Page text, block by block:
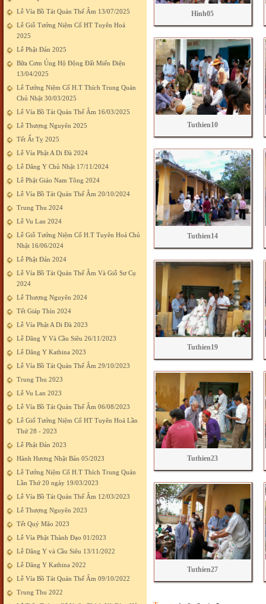
Lễ Vía Bồ Tát Quán Thế Âm 13/07/2025
Lễ Giỗ Tưởng Niệm Cố HT Tuyên Hoá
2025
Lễ Phật Đản 2025
Bữa Cơm Ủng Hộ Động Đất Miến Điện
13/04/2025
Lễ Tưởng Niệm Cố H.T Thích Trung Quán
Chủ Nhật 30/03/2025
Lễ Vía Bồ Tát Quán Thế Âm 16/03/2025
Lễ Thượng Nguyên 2025
Tết Ất Tỵ 2025
Lễ Vía Phật A Di Đà 2024
Lễ Dâng Y Chủ Nhật 17/11/2024
Lễ Phật Giáo Nam Tông 2024
Lễ Vía Bồ Tát Quán Thế Âm 20/10/2024
Trung Thu 2024
Lễ Vu Lan 2024
Lễ Giỗ Tưởng Niệm Cố H.T Tuyên Hoá Chủ
Nhật 16/06/2024
Lễ Phật Đản 2024
Lễ Vía Bồ Tát Quán Thế Âm Và Giỗ Sư Cụ
2024
Lễ Thượng Nguyên 2024
Tết Giáp Thìn 2024
Lễ Vía Phật A Di Đà 2023
Lễ Dâng Y Và Cầu Siêu 26/11/2023
Lễ Dâng Y Kathina 2023
Lễ Vía Bồ Tát Quán Thế Âm 29/10/2023
Trung Thu 2023
Lễ Vu Lan 2023
Lễ Vía Bồ Tát Quán Thế Âm 06/08/2023
Lễ Giố Tưởng Niệm Cố HT Tuyên Hoá Lần
Thứ 28 - 2023
Lễ Phật Đản 2023
Hành Hương Nhật Bản 05/2023
Lễ Tưởng Niệm Cố H.T Thích Trung Quán
Lần Thứ 20 ngày 19/03/2023
Lễ Vía Bồ Tát Quán Thế Âm 12/03/2023
Lễ Thượng Nguyên 2023
Tết Quý Mão 2023
Lễ Vía Phật Thành Đạo 01/2023
Lễ Dâng Y và Cầu Siêu 13/11/2022
Lễ Dâng Y Kathina 2022
Lễ Vía Bồ Tát Quán Thế Âm 09/10/2022
Trung Thu 2022
Hinh05
Tuthien10
Tuthien14
Tuthien19
Tuthien23
Tuthien27